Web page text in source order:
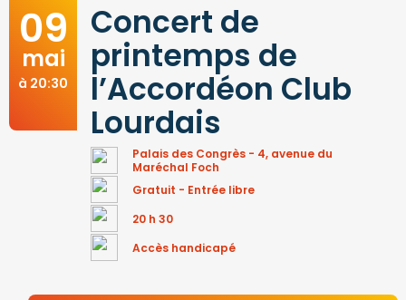
09
mai
à 20:30
Concert de
printemps de
l’Accordéon Club
Lourdais
Palais des Congrès - 4, avenue du
Maréchal Foch
Gratuit - Entrée libre
20 h 30
Accès handicapé